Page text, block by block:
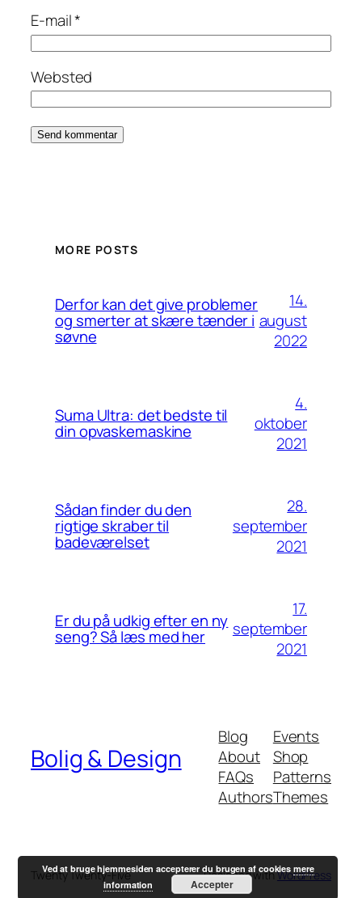
E-mail*
Websted
MORE POSTS
Derfor kan det give problemer
og smerter at skære tænder i
søvne
14.
august
2022
Suma Ultra: det bedste til
din opvaskemaskine
4.
oktober
2021
Sådan finder du den
rigtige skraber til
badeværelset
28.
september
2021
Er du på udkig efter en ny
seng? Så læs med her
17.
september
2021
Bolig & Design
Blog
About
FAQs
Authors
Events
Shop
Patterns
Themes
Twenty Twenty-Five Designed withWordPress
Ved at bruge hjemmesiden accepterer du brugen af cookiesmere
information
Accepter